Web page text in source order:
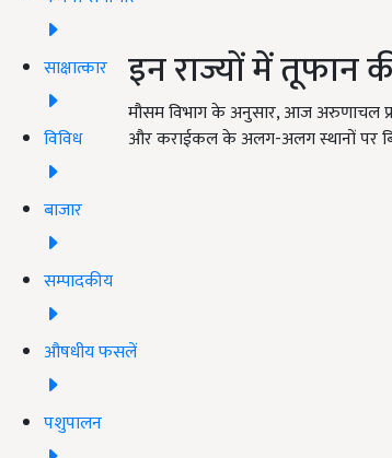
साक्षात्कार
विविध
बाजार
सम्पादकीय
औषधीय फसलें
पशुपालन
इन राज्यों में तूफान
मौसम विभाग के अनुसार, आज अरुणाचल
और कराईकल के अलग-अलग स्थानों पर